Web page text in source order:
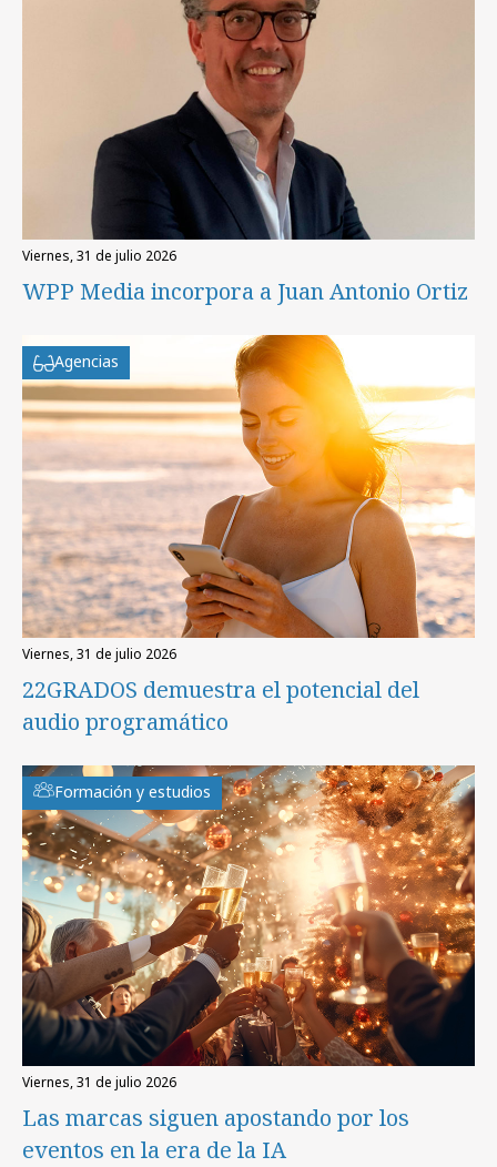
viernes, 31 de julio 2026
WPP Media incorpora a Juan Antonio Ortiz
Agencias
viernes, 31 de julio 2026
22GRADOS demuestra el potencial del
audio programático
Formación y estudios
viernes, 31 de julio 2026
Las marcas siguen apostando por los
eventos en la era de la IA